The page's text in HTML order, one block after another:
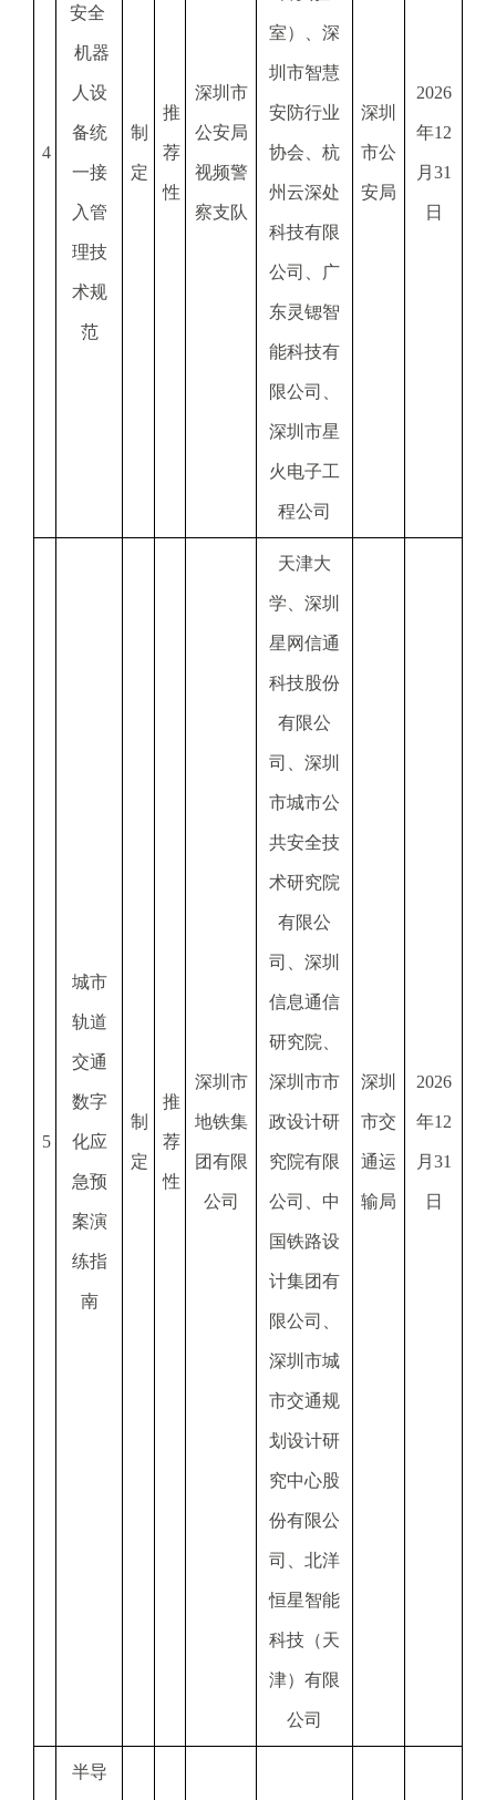
4
安全
机器
人设
备统
一接
入管
理技
术规
范
制
定
推
荐
性
深圳市
公安局
视频警
察支队
室）、深
圳市智慧
安防行业
协会、杭
州云深处
科技有限
公司、广
东灵锶智
能科技有
限公司、
深圳市星
火电子工
程公司
深圳
市公
安局
2026
年12
月31
日
5
城市
轨道
交通
数字
化应
急预
案演
练指
南
制
定
推
荐
性
深圳市
地铁集
团有限
公司
天津大
学、深圳
星网信通
科技股份
有限公
司、深圳
市城市公
共安全技
术研究院
有限公
司、深圳
信息通信
研究院、
深圳市市
政设计研
究院有限
公司、中
国铁路设
计集团有
限公司、
深圳市城
市交通规
划设计研
究中心股
份有限公
司、北洋
恒星智能
科技（天
津）有限
公司
深圳
市交
通运
输局
2026
年12
月31
日
半导